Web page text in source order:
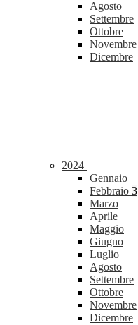
Agosto
Settembre
Ottobre
Novembre
Dicembre
2024
Gennaio
Febbraio 3
Marzo
Aprile
Maggio
Giugno
Luglio
Agosto
Settembre
Ottobre
Novembre
Dicembre